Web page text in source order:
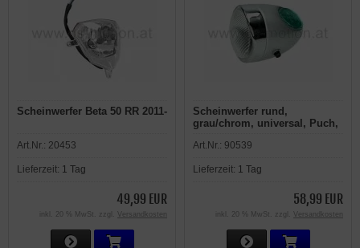
Scheinwerfer Beta 50 RR 2011-
Art.Nr.: 20453
Lieferzeit: 1 Tag
49,99 EUR
inkl. 20 % MwSt. zzgl. Versandkosten
Scheinwerfer rund,
grau/chrom, universal, Puch,
Art.Nr.: 90539
Lieferzeit: 1 Tag
58,99 EUR
inkl. 20 % MwSt. zzgl. Versandkosten